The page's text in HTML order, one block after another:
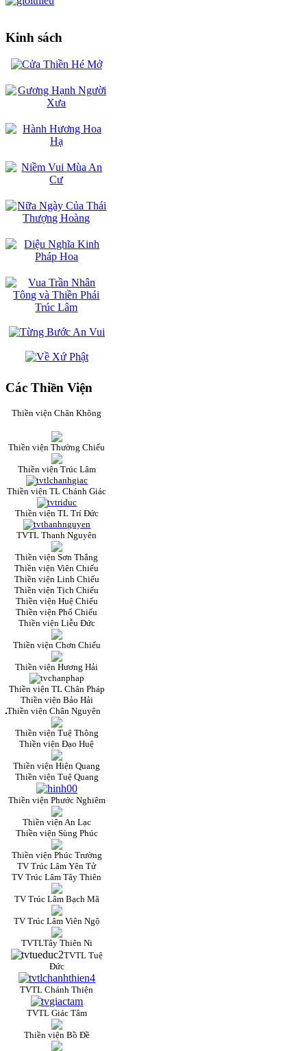
Kinh sách
Các Thiền Viện
Thiền viện Chân Không
Thiền viện Thường Chiếu
Thiền viện Trúc Lâm
Thiền viện TL Chánh Giác
Thiền viện TL Trí Đức
TVTL Thanh Nguyên
Thiền viện Sơn Thắng
Thiền viện Viên Chiếu
Thiền viện Linh Chiếu
Thiền viện Tịch Chiếu
Thiền viện Huệ Chiếu
Thiền viện Phổ Chiếu
Thiền viện Liễu Đức
Thiền viện Chơn Chiếu
Thiền viện Hương Hải
Thiền viện TL Chân Pháp
Thiền viện Bảo Hải
Thiền viện Chân Nguyên
Thiền viện Tuệ Thông
Thiền viện Đạo Huệ
Thiền viện Hiện Quang
Thiền viện Tuệ Quang
Thiền viện Phước Nghiêm
Thiền viện An Lạc
Thiền viện Sùng Phúc
Thiền viện Phúc Trường
TV Trúc Lâm Yên Tử
TV Trúc Lâm Tây Thiên
TV Trúc Lâm Bạch Mã
TV Trúc Lâm Viên Ngộ
TVTLTây Thiên Ni
TVTL Tuệ
Đức
TVTL Chánh Thiện
TVTL Giác Tâm
Thiền viện Bồ Đề